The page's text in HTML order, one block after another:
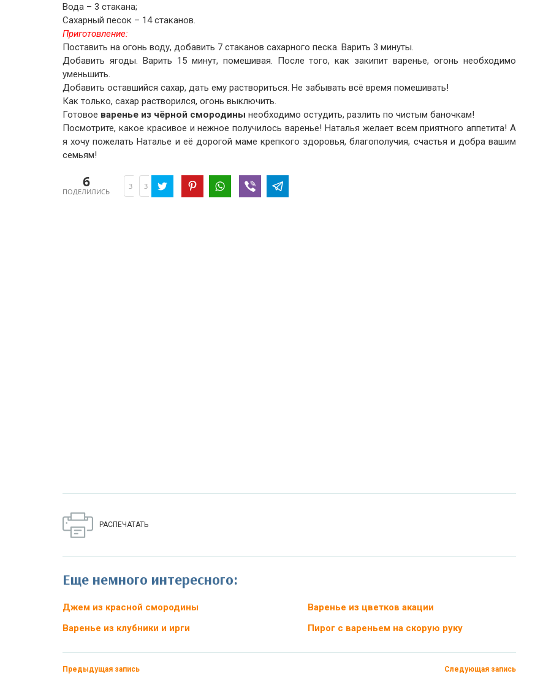
Вода – 3 стакана;
Сахарный песок – 14 стаканов.
Приготовление:
Поставить на огонь воду, добавить 7 стаканов сахарного песка. Варить 3 минуты.
Добавить ягоды. Варить 15 минут, помешивая. После того, как закипит варенье, огонь необходимо
уменьшить.
Добавить оставшийся сахар, дать ему раствориться. Не забывать всё время помешивать!
Как только, сахар растворился, огонь выключить.
Готовое варенье из чёрной смородины необходимо остудить, разлить по чистым баночкам!
Посмотрите, какое красивое и нежное получилось варенье! Наталья желает всем приятного аппетита! А
я хочу пожелать Наталье и её дорогой маме крепкого здоровья, благополучия, счастья и добра вашим
семьям!
6
ПОДЕЛИЛИСЬ
3 3
РАСПЕЧАТАТЬ
Еще немного интересного:
Джем из красной смородины
Варенье из цветков акации
Варенье из клубники и ирги
Пирог с вареньем на скорую руку
Предыдущая запись Следующая запись